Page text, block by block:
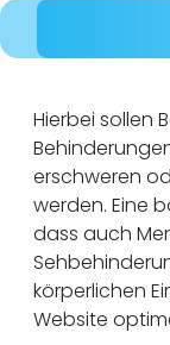
Hierbei sollen
erschweren
werden. Eine
dass auch
körperlichen
Website